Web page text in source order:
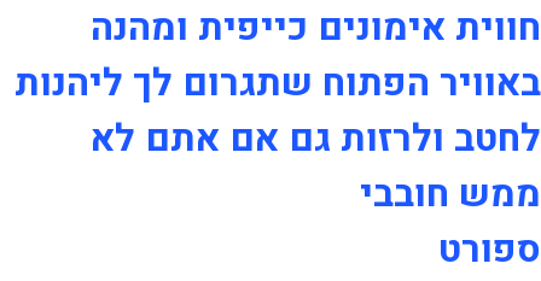
חווית אימונים כייפית ומהנה
באוויר הפתוח שתגרום לך ליהנות
לחטב ולרזות גם אם אתם לא
ממש חובבי
ספורט